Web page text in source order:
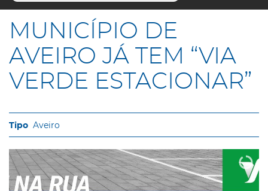
MUNICÍPIO DE
AVEIRO JÁ TEM “VIA
VERDE ESTACIONAR”
Aveiro